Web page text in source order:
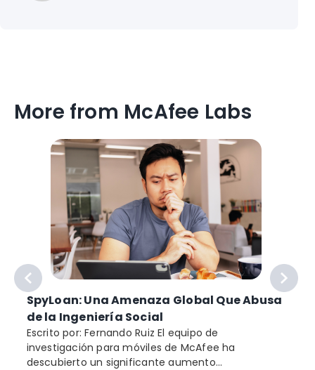
More from McAfee Labs
SpyLoan: Una Amenaza Global Que Abusa
de la Ingeniería Social
Escrito por: Fernando Ruiz El equipo de
investigación para móviles de McAfee ha
descubierto un significante aumento...